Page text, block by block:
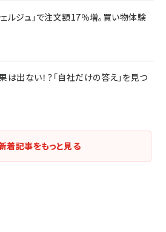
ルジュ」で注文額17％増。買い物体験
出ない！？「自社だけの答え」を見つ
着記事をもっと見る